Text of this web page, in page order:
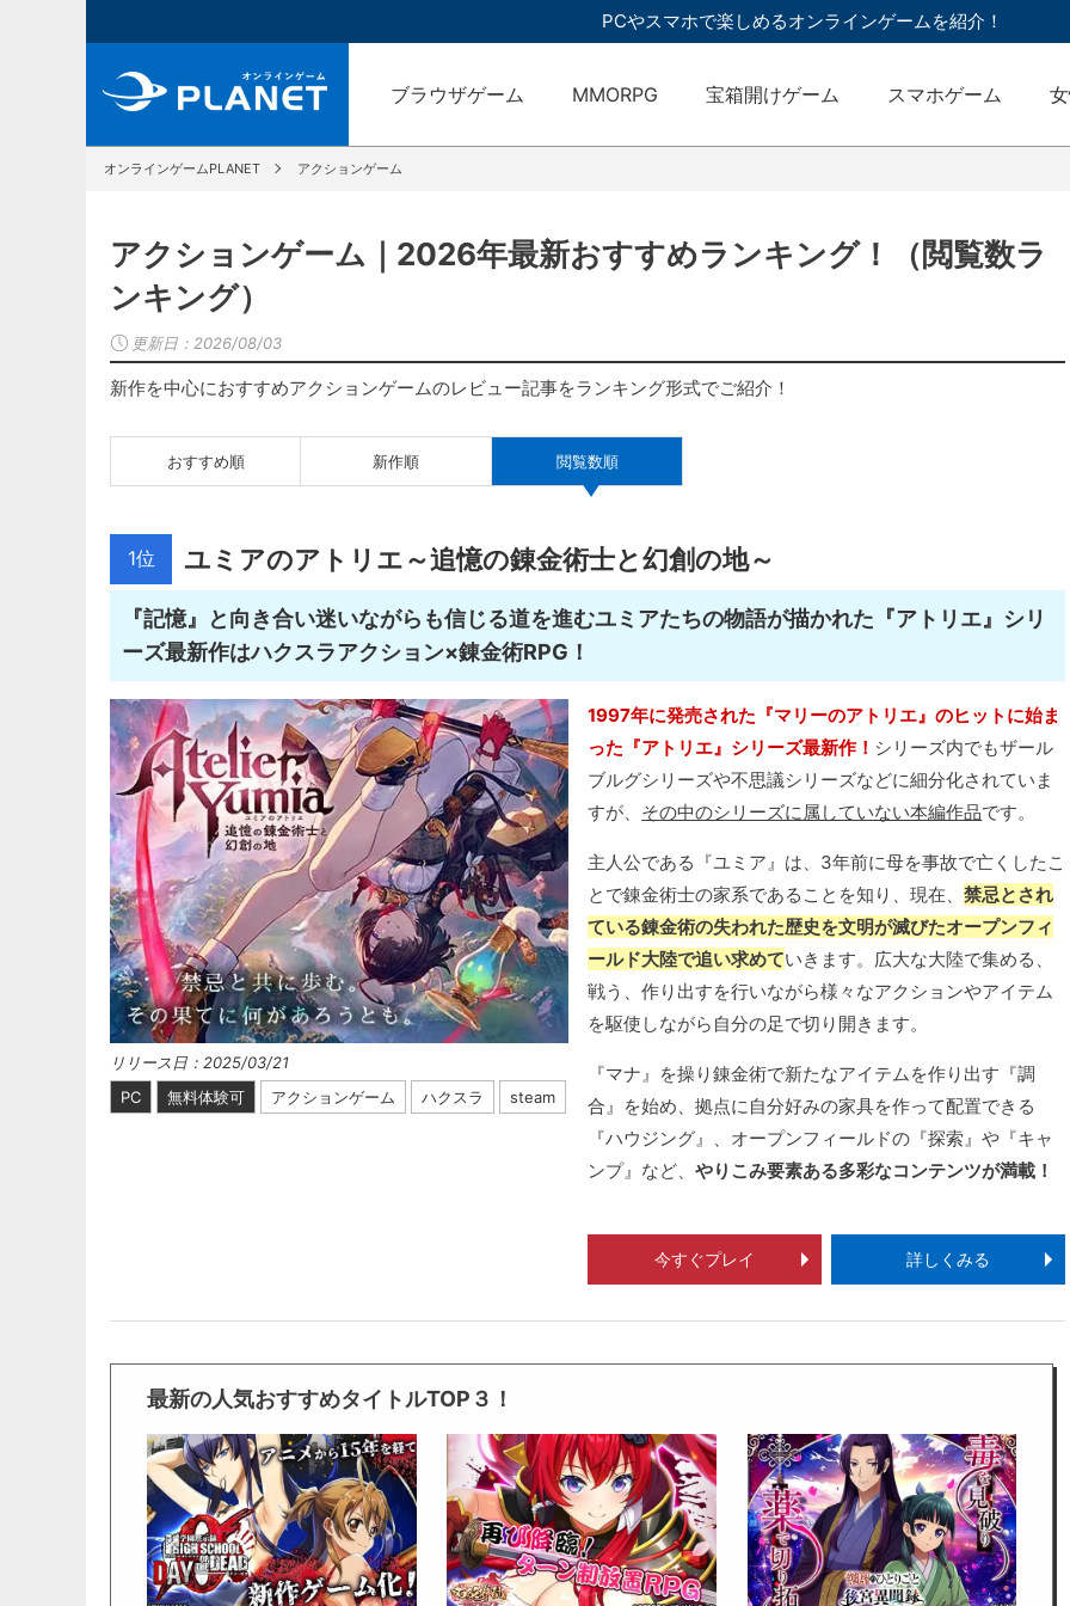
PCやスマホで楽しめるオンラインゲームを紹介！
ブラウザゲーム MMORPG 宝箱開けゲーム スマホゲーム
オンラインゲームPLANET アクションゲーム
アクションゲーム｜2026年最新おすすめランキング！（閲覧数ラ
ンキング）
更新日： 2026/08/03
新作を中心におすすめアクションゲームのレビュー記事をランキング形式でご紹介！
おすすめ順 新作順 閲覧数順
1位 ユミアのアトリエ～追憶の錬金術士と幻創の地～
『記憶』と向き合い迷いながらも信じる道を進むユミアたちの物語が描かれた『アトリエ』シリ
ーズ最新作はハクスラアクション×錬金術RPG！
リリース日：2025/03/21
PC
無料体験可 アクションゲーム ハクスラ steam
1997年に発売された『マリーのアトリエ』のヒットに始ま
った『アトリエ』シリーズ最新作！ シリーズ内でもザール
ブルグシリーズや不思議シリーズなどに細分化されていま
すが、 その中のシリーズに属していない本編作品です。
主人公である『ユミア』は、3年前に母を事故で亡くしたこ
とで錬金術士の家系であることを知り、現在、禁忌とされ
ている錬金術の失われた歴史を文明が滅びたオープンフィ
ールド大陸で追い求めていきます。広大な大陸で集める、
戦う、作り出すを行いながら様々なアクションやアイテム
を駆使しながら自分の足で切り開きます。
『マナ』を操り錬金術で新たなアイテムを作り出す『調
合』を始め、拠点に自分好みの家具を作って配置できる
『ハウジング』、オープンフィールドの『探索』や『キャ
ンプ』など、やりこみ要素ある多彩なコンテンツが満載！
今すぐプレイ 詳しくみる
最新の人気おすすめタイトルTOP３！